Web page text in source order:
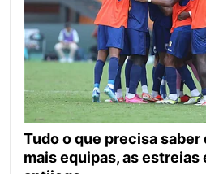
Tudo o que precisa
mais equipas, as estreias